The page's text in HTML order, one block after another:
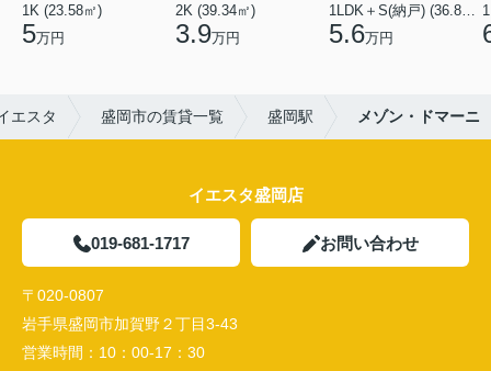
1K (23.58㎡)
5万円
2K (39.34㎡)
3.9万円
1LDK＋S(納戸) (36.80㎡)
5.6万円
エスタ 盛岡市の賃貸一覧 盛岡駅 メゾン・ドマーニ
イエスタ盛岡店
019-681-1717 お問い合わせ
〒020-0807
岩手県盛岡市加賀野２丁目3-43
営業時間： 10：00-17：30